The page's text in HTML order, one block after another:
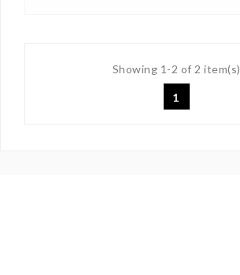
Showing 1-2 of 2 item(s)
1